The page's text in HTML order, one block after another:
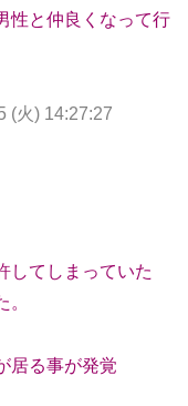
性と仲良くなって行
(火) 14:27:27
してしまっていた
居る事が発覚